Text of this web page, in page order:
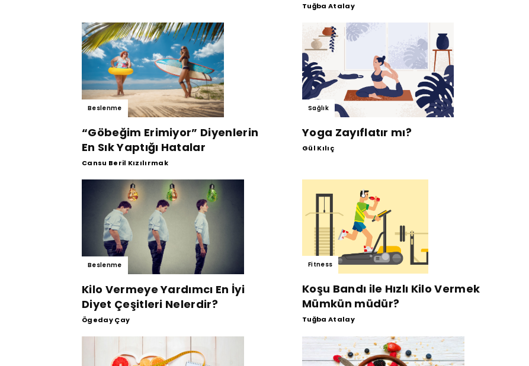
Tuğba Atalay
Beslenme
“Göbeğim Erimiyor” Diyenlerin
En Sık Yaptığı Hatalar
Cansu Beril Kızılırmak
Sağlık
Yoga Zayıflatır mı?
Gül Kılıç
Beslenme
Kilo Vermeye Yardımcı En İyi
Diyet Çeşitleri Nelerdir?
Ögeday Çay
Fitness
Koşu Bandı ile Hızlı Kilo Vermek
Mümkün müdür?
Tuğba Atalay